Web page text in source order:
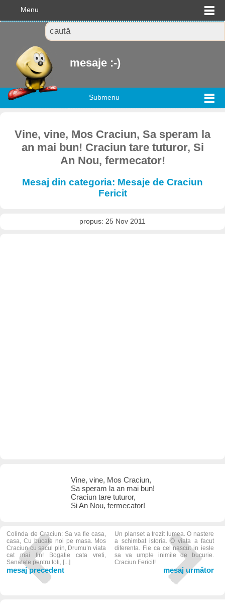
Menu
mesaje :-)
Submenu
Vine, vine, Mos Craciun, Sa speram la
an mai bun! Craciun tare tuturor, Si
An Nou, fermecator!
Mesaj din categoria: Mesaje de Craciun
Fericit
propus: 25 Nov 2011
Vine, vine, Mos Craciun,
Sa speram la an mai bun!
Craciun tare tuturor,
Si An Nou, fermecator!
Colinda de Craciun: Sa va fie casa,
casa, Cu bucate noi pe masa. Mos
Craciun cu sacul plin, Drumu’n viata
cat mai lin! Bogatie cata vreti,
Sanatate pentru toti, [...]
mesaj precedent
Un planset a trezit lumea. O nastere
a schimbat istoria. O viata a facut
diferenta. Fie ca cel nascut in iesle
sa va umple inimile de bucurie.
Craciun Fericit!
mesaj următor